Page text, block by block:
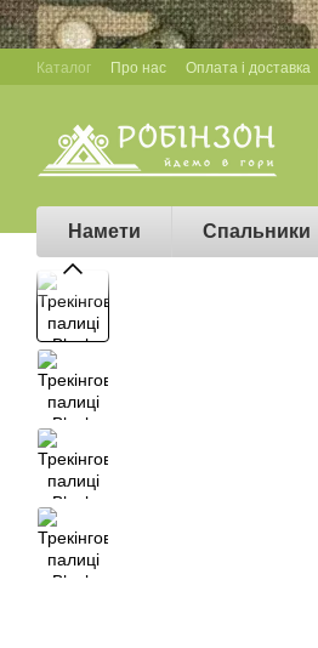
Перейти до основного контенту
Каталог Про нас Оплата і доставка
Намети Спальники